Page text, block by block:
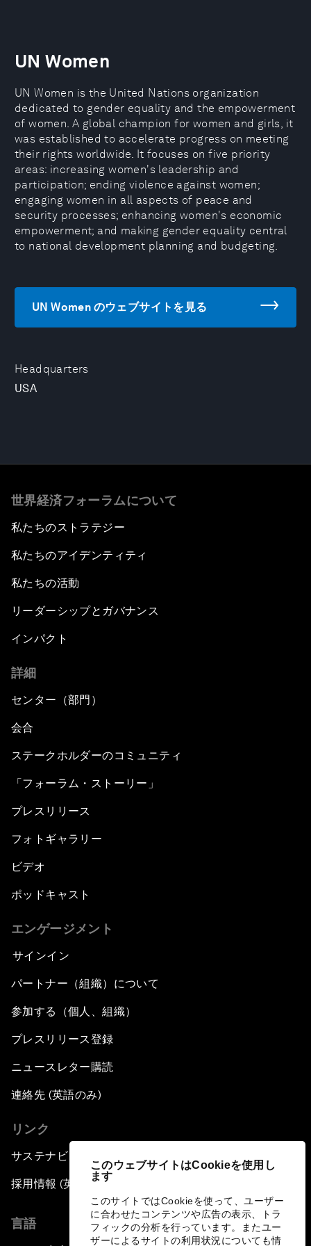
このウェブサイトはCookieを使用し
ます
このサイトではCookieを使って、ユーザー
に合わせたコンテンツや広告の表示、トラ
フィックの分析を行っています。またユー
ザーによるサイトの利用状況についても情
Headquarters
USA
UN Women
UN Women is the United Nations organization
dedicated to gender equality and the empowerment
of women. A global champion for women and girls, it
was established to accelerate progress on meeting
their rights worldwide. It focuses on five priority
areas: increasing women's leadership and
participation; ending violence against women;
engaging women in all aspects of peace and
security processes; enhancing women's economic
empowerment; and making gender equality central
to national development planning and budgeting.
UN Women のウェブサイトを見る
世界経済フォーラムについて
私たちのストラテジー
私たちのアイデンティティ
私たちの活動
リーダーシップとガバナンス
インパクト
詳細
センター（部門）
会合
ステークホルダーのコミュニティ
「フォーラム・ストーリー」
プレスリリース
フォトギャラリー
ビデオ
ポッドキャスト
エンゲージメント
サインイン
パートナー（組織）について
参加する（個人、組織）
プレスリリース登録
ニュースレター購読
連絡先 (英語のみ)
リンク
サステナビリティへの取り組み
採用情報 (英語のみ)
言語